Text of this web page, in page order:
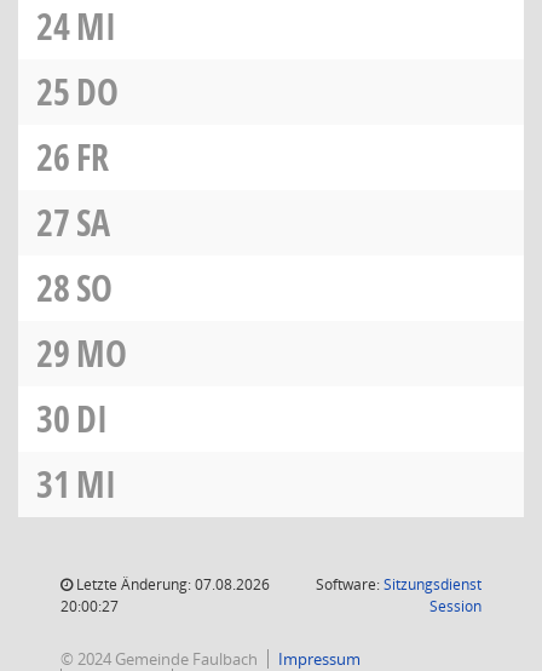
24MI
25DO
26FR
27SA
28SO
29MO
30DI
31 MI
Letzte Änderung: 07.08.2026
20:00:27
Software:Sitzungsdienst
Session(Wird in
© 2024 Gemeinde Faulbach
Impressum